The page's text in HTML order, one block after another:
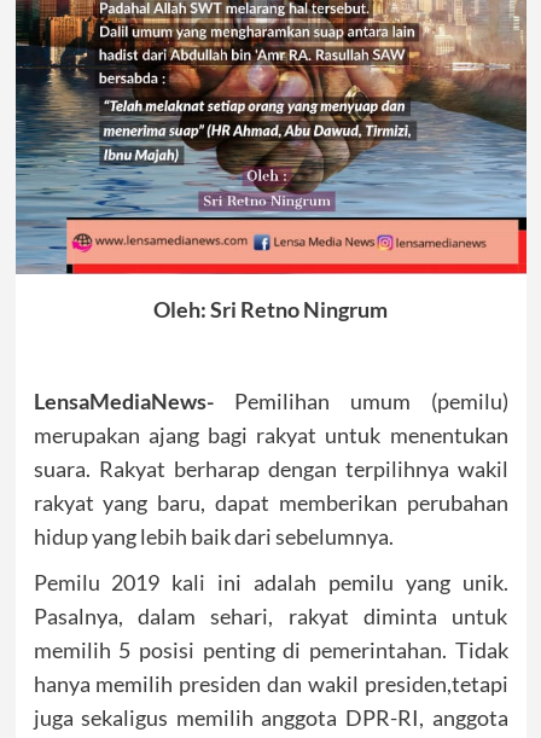
Oleh: Sri Retno Ningrum
LensaMediaNews-Pemilihan umum (pemilu)
merupakan ajang bagi rakyat untuk menentukan
suara. Rakyat berharap dengan terpilihnya wakil
rakyat yang baru, dapat memberikan perubahan
hidup yang lebih baik dari sebelumnya.
Pemilu 2019 kali ini adalah pemilu yang unik.
Pasalnya, dalam sehari, rakyat diminta untuk
memilih 5 posisi penting di pemerintahan. Tidak
hanya memilih presiden dan wakil presiden,tetapi
juga sekaligus memilih anggota DPR-RI, anggota